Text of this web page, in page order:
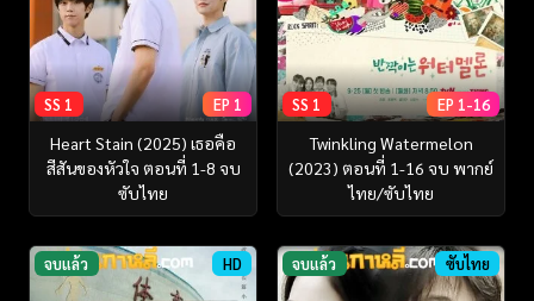
SS 1 EP 1
Heart Stain (2025) เธอคือ
สีสันของหัวใจ ตอนที่ 1-8 จบ
ซับไทย
SS 1 EP 1-16
Twinkling Watermelon
(2023) ตอนที่ 1-16 จบ พากย์
ไทย/ซับไทย
จบแล้ว HD จบแล้ว ซับไทย